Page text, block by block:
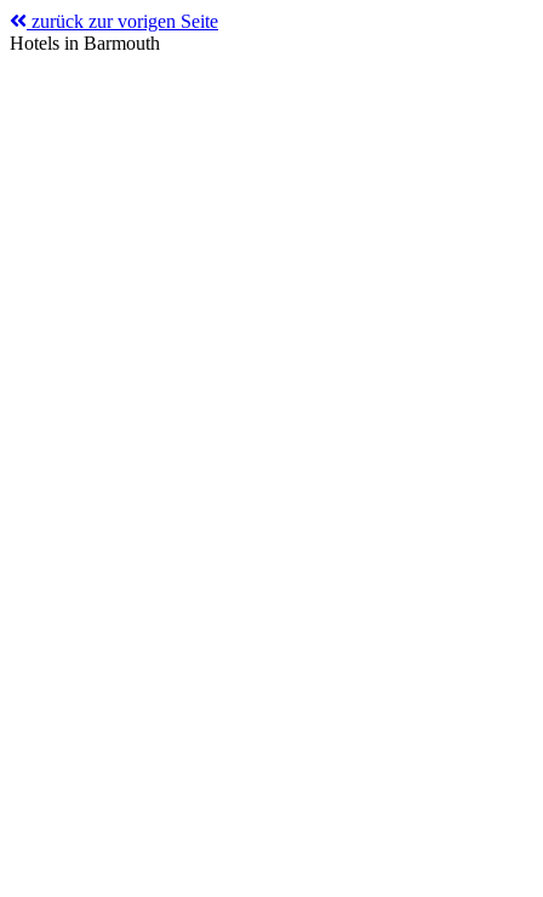
zurück zur vorigen Seite
Hotels in Barmouth